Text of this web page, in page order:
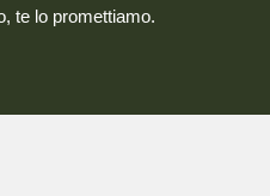
te lo promettiamo.